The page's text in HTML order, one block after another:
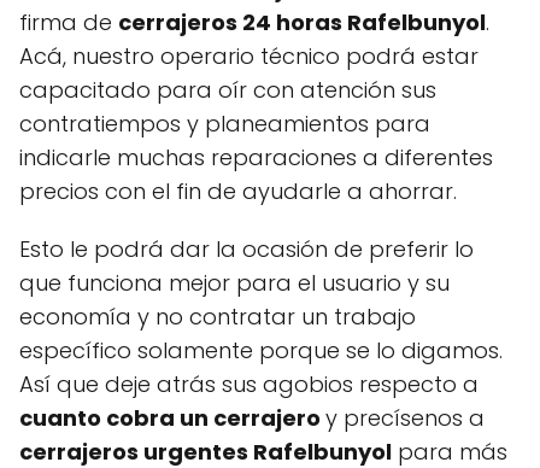
firma de cerrajeros 24 horas Rafelbunyol.
Acá, nuestro operario técnico podrá estar
capacitado para oír con atención sus
contratiempos y planeamientos para
indicarle muchas reparaciones a diferentes
precios con el fin de ayudarle a ahorrar.
Esto le podrá dar la ocasión de preferir lo
que funciona mejor para el usuario y su
economía y no contratar un trabajo
específico solamente porque se lo digamos.
Así que deje atrás sus agobios respecto a
cuanto cobra un cerrajero y precísenos a
cerrajeros urgentes Rafelbunyol para más